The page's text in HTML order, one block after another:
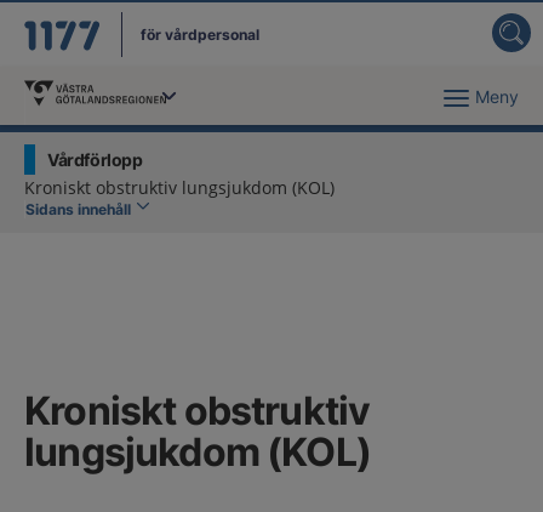
för vårdpersonal
Du har valt region Meny
Vårdförlopp
Kroniskt obstruktiv lungsjukdom (KOL)
Sidans innehåll
Kroniskt obstruktiv
lungsjukdom (KOL)